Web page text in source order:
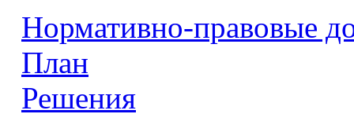
Нормативно-правовые
План
Решения